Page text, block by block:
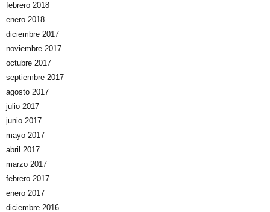
febrero 2018
enero 2018
diciembre 2017
noviembre 2017
octubre 2017
septiembre 2017
agosto 2017
julio 2017
junio 2017
mayo 2017
abril 2017
marzo 2017
febrero 2017
enero 2017
diciembre 2016